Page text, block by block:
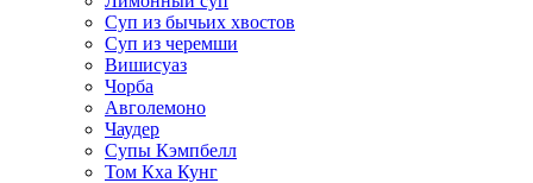
Суп из бычьих хвостов
Суп из черемши
Вишисуаз
Чорба
Авголемоно
Чаудер
Супы Кэмпбелл
Том Кха Кунг